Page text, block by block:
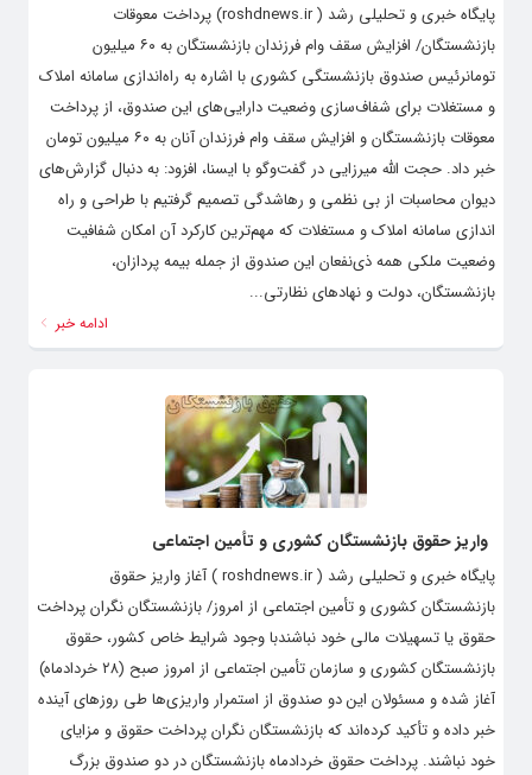
پایگاه خبری و تحلیلی رشد ( roshdnews.ir) پرداخت معوقات
بازنشستگان/ افزایش سقف وام فرزندان بازنشستگان به ۶۰ میلیون
تومانرئیس صندوق بازنشستگی کشوری با اشاره به راه‌اندازی سامانه املاک
و مستغلات برای شفاف‌سازی وضعیت دارایی‌های این صندوق، از پرداخت
معوقات بازنشستگان و افزایش سقف وام فرزندان آنان به ۶۰ میلیون تومان
خبر داد. حجت الله میرزایی در گفت‌وگو با ایسنا، افزود: به دنبال گزارش‌های
دیوان محاسبات از بی نظمی و رهاشدگی تصمیم گرفتیم با طراحی و راه
اندازی سامانه املاک و مستغلات که مهم‌ترین کارکرد آن امکان شفافیت
وضعیت ملکی همه ذی‌نفعان این صندوق از جمله بیمه پردازان،
بازنشستگان، دولت و نهادهای نظارتی...
ادامه خبر
واریز حقوق بازنشستگان کشوری و تأمین اجتماعی
پایگاه خبری و تحلیلی رشد ( roshdnews.ir ) آغاز واریز حقوق
بازنشستگان کشوری و تأمین اجتماعی از امروز/ بازنشستگان نگران پرداخت
حقوق یا تسهیلات مالی خود نباشندبا وجود شرایط خاص کشور، حقوق
بازنشستگان کشوری و سازمان تأمین اجتماعی از امروز صبح (۲۸ خردادماه)
آغاز شده و مسئولان این دو صندوق از استمرار واریزی‌ها طی روزهای آینده
خبر داده و تأکید کرده‌اند که بازنشستگان نگران پرداخت حقوق و مزایای
خود نباشند. پرداخت حقوق خردادماه بازنشستگان در دو صندوق بزرگ